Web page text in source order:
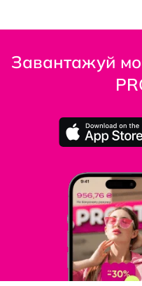
Завантажуй